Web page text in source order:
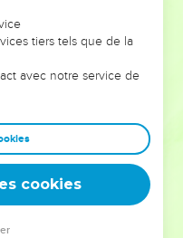
les doutes, les erreurs
alors même que ce
façonnés.
et responsables
afin que leurs erreurs
guidiez un ministère, une
leur expérience est faite
tiers tels que de la
avec notre service de
cookies